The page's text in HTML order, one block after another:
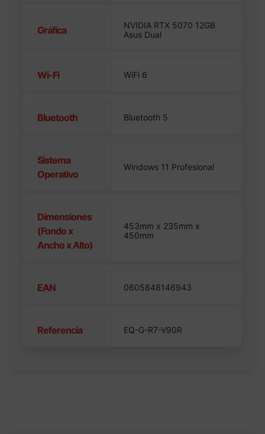
Gráfica
NVIDIA RTX 5070 12GB
Asus Dual
Wi-Fi WiFi 6
Bluetooth Bluetooth 5
Sistema
Operativo
Windows 11 Profesional
Dimensiones
(Fondo x
Ancho x Alto)
453mm x 235mm x
450mm
EAN 0605848146943
Referencia EQ-G-R7-V90R